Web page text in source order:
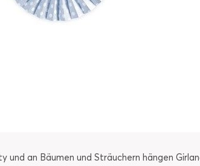
an Bäumen und Sträuchern hängen